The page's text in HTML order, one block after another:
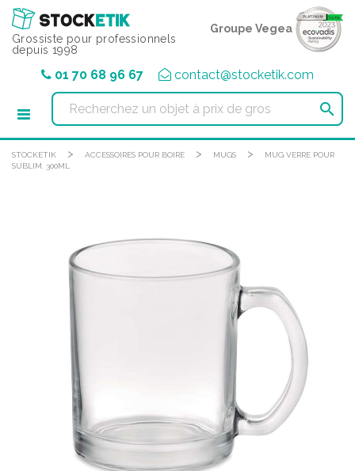
Grossiste pour professionnels
depuis 1998
Groupe Vegea
01 70 68 96 67 contact@stocketik.com

STOCKETIK > ACCESSOIRES POUR BOIRE > MUGS >
MUG VERRE POUR
SUBLIM. 300ML
Panneau de gestion des cookies